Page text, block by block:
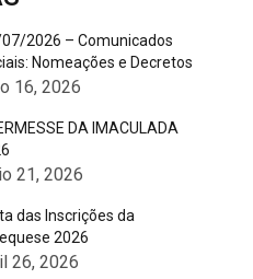
2026 – Comunicados
Nomeações e Decretos
16, 2026
DA IMACULADA
21, 2026
das Inscrições da
2026
26, 2026